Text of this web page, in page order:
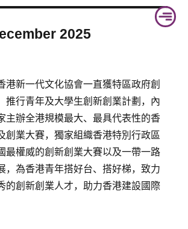
2025
港新一代文化協會一直獲特區政府創
推行青年及大學生創新創業計劃，內
主辦全港規模最大、最具代表性的香
創業大賽，獨家組織香港特別行政區
最權威的創新創業大賽以及一帶一路
，為香港青年搭好台、搭好梯，致力
的創新創業人才，助力香港建設國際